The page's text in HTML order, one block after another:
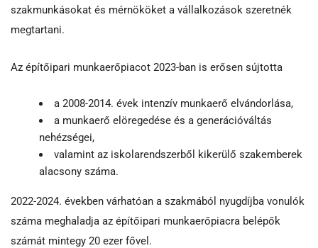
szakmunkásokat és mérnököket a vállalkozások szeretnék
megtartani.
Az építőipari munkaerőpiacot 2023-ban is erősen sújtotta
a 2008-2014. évek intenzív munkaerő elvándorlása,
a munkaerő elöregedése és a generációváltás
nehézségei,
valamint az iskolarendszerből kikerülő szakemberek
alacsony száma.
2022-2024. években várhatóan a szakmából nyugdíjba vonulók
száma meghaladja az építőipari munkaerőpiacra belépők
számát mintegy 20 ezer fővel.